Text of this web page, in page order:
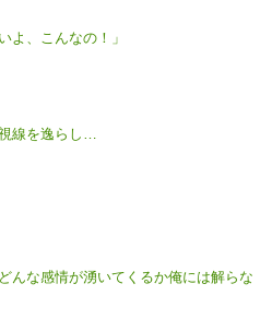
よ、こんなの！」
線を逸らし…
んな感情が湧いてくるか俺には解らな